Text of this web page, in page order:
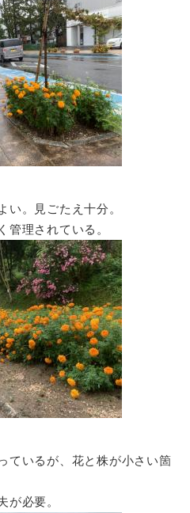
。見ごたえ十分。
理されている。
るが、花と株が小さい箇
必要。